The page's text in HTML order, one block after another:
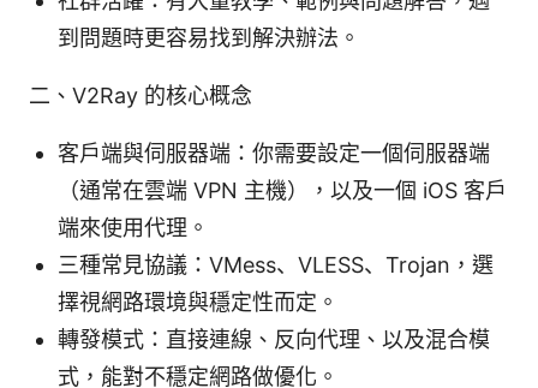
到問題時更容易找到解決辦法。
二、V2Ray 的核心概念
客戶端與伺服器端：你需要設定一個伺服器端
（通常在雲端 VPN 主機），以及一個 iOS 客戶
端來使用代理。
三種常見協議：VMess、VLESS、Trojan，選
擇視網路環境與穩定性而定。
轉發模式：直接連線、反向代理、以及混合模
式，能對不穩定網路做優化。